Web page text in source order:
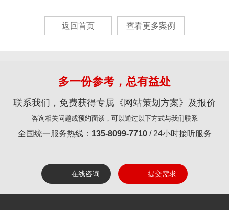
返回首页 查看更多案例
多一份参考，总有益处
联系我们，免费获得专属《网站策划方案》及报价
咨询相关问题或预约面谈，可以通过以下方式与我们联系
全国统一服务热线： 135-8099-7710/ 24小时接听服务
在线咨询 提交需求